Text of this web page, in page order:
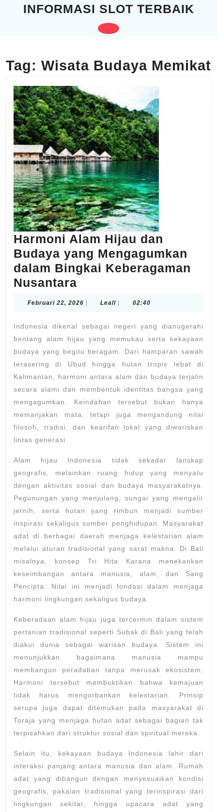
INFORMASI SLOT TERBAIK
Open
Tag: Wisata Budaya Memikat
Harmoni Alam Hijau dan
Budaya yang Mengagumkan
dalam Bingkai Keberagaman
Nusantara
dan
Budaya
yang
Mengagumkan
dalam
Bingkai
Keberagaman
Nusantara
Februari 22, 2026 Februari
LeallLeall 02:40
Indonesia dikenal sebagai negeri yang dianugerahi
bentang alam hijau yang memukau serta kekayaan
budaya yang begitu beragam. Dari hamparan sawah
terasering di Ubud
hingga hutan tropis lebat di
Kalimantan, harmoni antara alam dan budaya terjalin
secara alami dan membentuk identitas bangsa yang
mengagumkan. Keindahan tersebut bukan hanya
memanjakan mata, tetapi juga mengandung nilai
filosofi, tradisi, dan kearifan lokal yang diwariskan
lintas generasi.
Alam hijau Indonesia tidak sekadar lanskap
geografis, melainkan ruang hidup yang menyatu
dengan aktivitas sosial dan budaya masyarakatnya.
Pegunungan yang menjulang, sungai yang mengalir
jernih, serta hutan yang rimbun menjadi sumber
inspirasi sekaligus sumber penghidupan. Masyarakat
adat di berbagai daerah menjaga kelestarian alam
melalui aturan tradisional yang sarat makna. Di Bali
misalnya, konsep Tri Hita Karana menekankan
keseimbangan antara manusia, alam, dan Sang
Pencipta. Nilai ini menjadi fondasi dalam menjaga
harmoni lingkungan sekaligus budaya.
Keberadaan alam hijau juga tercermin dalam sistem
pertanian tradisional seperti Subak di Bali yang telah
diakui dunia sebagai warisan budaya. Sistem ini
menunjukkan bagaimana manusia mampu
membangun peradaban tanpa merusak ekosistem.
Harmoni tersebut membuktikan bahwa kemajuan
tidak harus mengorbankan kelestarian. Prinsip
serupa juga dapat ditemukan pada masyarakat di
Toraja yang menjaga hutan adat sebagai bagian tak
terpisahkan dari struktur sosial dan spiritual mereka.
Selain itu, kekayaan budaya Indonesia lahir dari
interaksi panjang antara manusia dan alam. Rumah
adat yang dibangun dengan menyesuaikan kondisi
geografis, pakaian tradisional yang terinspirasi dari
lingkungan sekitar, hingga upacara adat yang